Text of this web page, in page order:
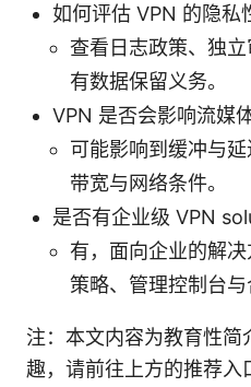
如何评估 VPN 的隐私
查看日志政策、独
有数据保留义务。
VPN 是否会影响流媒
可能影响到缓冲与延
带宽与网络条件。
是否有企业级 VPN
有，面向企业的解
策略、管理控制台与
注：本文内容为教育性
趣，请前往上方的推荐